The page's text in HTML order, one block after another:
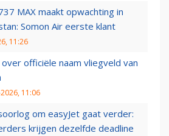
MAX maakt opwachting in
Somon Air eerste klant
11:26
officiële naam vliegveld van
11:06
om easyJet gaat verder:
krijgen dezelfde deadline